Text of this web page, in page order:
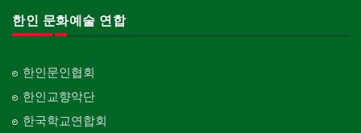
한인 문화예술 연합
한인문인협회
한인교향악단
한국학교연합회